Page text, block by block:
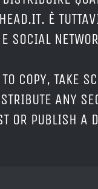
È
SOCIAL
COPY, TAKE
ANY
OR PUBLISH A